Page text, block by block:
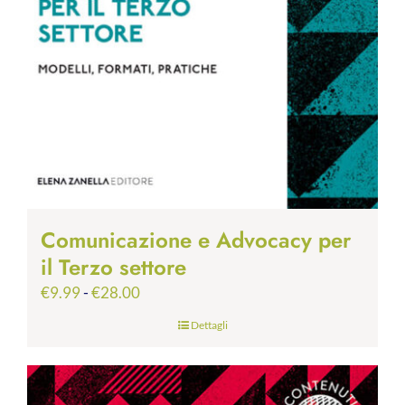
Comunicazione e Advocacy per
il Terzo settore
€9.99-€28.00Fascia
€9.99
Dettagli